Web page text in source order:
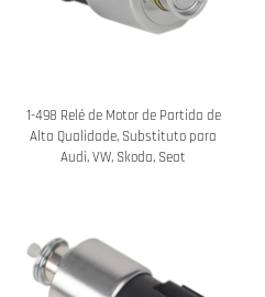
1-498 Relé de Motor de Partida de
Alta Qualidade, Substituto para
Audi, VW, Skoda, Seat